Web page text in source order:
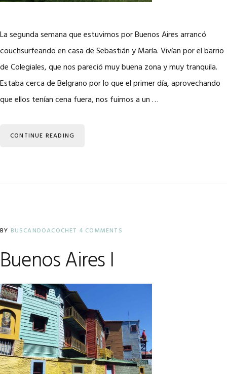
La segunda semana que estuvimos por Buenos Aires arrancó
couchsurfeando en casa de Sebastián y María. Vivían por el barrio
de Colegiales, que nos pareció muy buena zona y muy tranquila.
Estaba cerca de Belgrano por lo que el primer día, aprovechando
que ellos tenían cena fuera, nos fuimos a un …
CONTINUE READING
BY BUSCANDOACOCHET 4 COMMENTS
Buenos Aires I